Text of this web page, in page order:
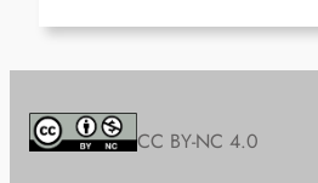
CC BY-NC 4.0